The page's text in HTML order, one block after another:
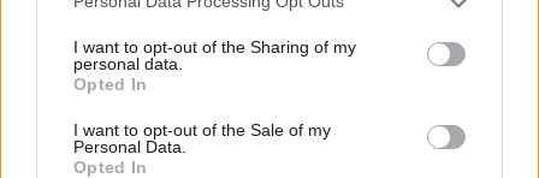
I want to opt-out of the Sharing of my
personal data.
Opted In
I want to opt-out of the Sale of my
Personal Data.
Opted In